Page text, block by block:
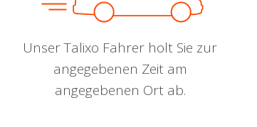
Unser Talixo Fahrer holt Sie zur
angegebenen Zeit am
angegebenen Ort ab.